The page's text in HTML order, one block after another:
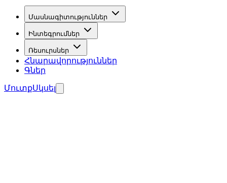
Մասնագիտություններ
Ինտեգրումներ
Ռեսուրսներ
Հնարավորություններ
Գներ
ՄուտքՍկսել